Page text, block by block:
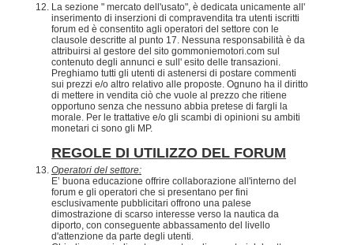
La sezione " mercato dell'usato", è dedicata unicamente all'
inserimento di inserzioni di compravendita tra utenti iscritti
forum ed è consentito agli operatori del settore con le
clausole descritte al punto 17. Nessuna responsabilità è da
attribuirsi al gestore del sito gommoniemotori.com sul
contenuto degli annunci e sull' esito delle transazioni.
Preghiamo tutti gli utenti di astenersi di postare commenti
sui prezzi e/o altro relativo alle proposte. Ognuno ha il diritto
di mettere in vendita ciò che vuole al prezzo che ritiene
opportuno senza che nessuno abbia pretese di fargli la
morale. Per le trattative e/o gli scambi di opinioni su ambiti
monetari ci sono gli MP.
REGOLE DI UTILIZZO DEL FORUM
Operatori del settore:
E’ buona educazione offrire collaborazione all'interno del
forum e gli operatori che si presentano per fini
esclusivamente pubblicitari offrono una palese
dimostrazione di scarso interesse verso la nautica da
diporto, con conseguente abbassamento del livello
d'attenzione da parte degli utenti.